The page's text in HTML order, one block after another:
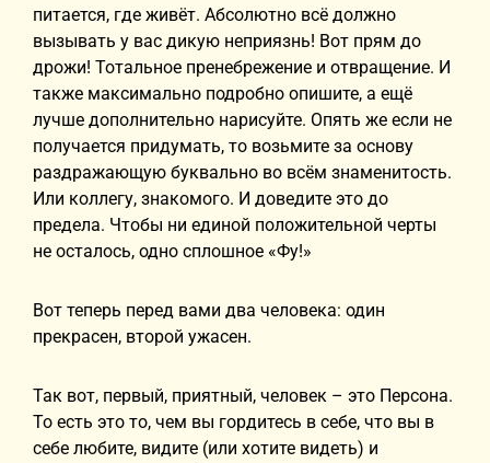
питается, где живёт. Абсолютно всё должно
вызывать у вас дикую неприязнь! Вот прям до
дрожи! Тотальное пренебрежение и отвращение. И
также максимально подробно опишите, а ещё
лучше дополнительно нарисуйте. Опять же если не
получается придумать, то возьмите за основу
раздражающую буквально во всём знаменитость.
Или коллегу, знакомого. И доведите это до
предела. Чтобы ни единой положительной черты
не осталось, одно сплошное «Фу!»
Вот теперь перед вами два человека: один
прекрасен, второй ужасен.
Так вот, первый, приятный, человек – это Персона.
То есть это то, чем вы гордитесь в себе, что вы в
себе любите, видите (или хотите видеть) и